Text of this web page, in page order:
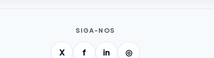
SIGA-NOS
X f in ◎